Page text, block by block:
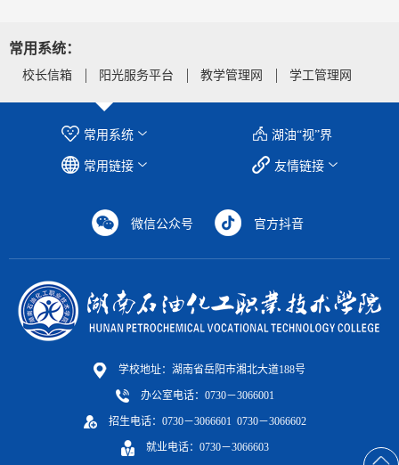
常用系统：
校长信箱 阳光服务平台 教学管理网 学工管理网
湖油“视”界
常用系统
友情链接
常用链接
微信公众号 官方抖音
学校地址：湖南省岳阳市湘北大道188号
办公室电话：0730－3066001
招生电话：0730－3066601 0730－3066602
就业电话：0730－3066603